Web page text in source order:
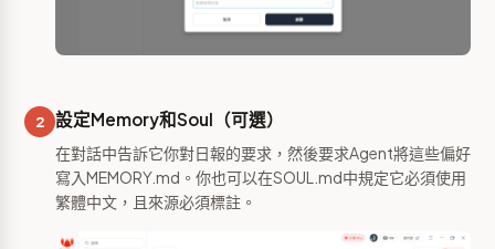
2 設定Memory和Soul（可選）
在對話中告訴它你對日報的要求，然後要求Agent將這些偏好
寫入MEMORY.md。你也可以在SOUL.md中規定它必須使用
繁體中文，且來源必須標註。